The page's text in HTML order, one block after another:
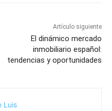
Artículo siguiente
El dinámico mercado
inmobiliario español:
tendencias y oportunidades